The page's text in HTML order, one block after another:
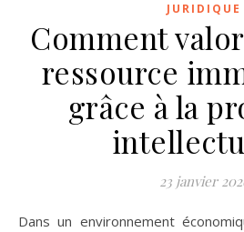
JURIDIQUE
Comment
ressource
grâce à la
23 janvier
Dans un environnement économique où la compétitivité